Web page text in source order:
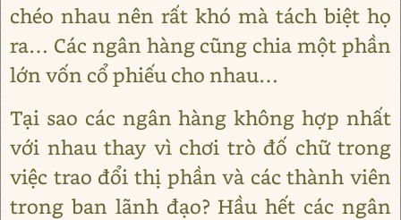
chéo nhau nên rất khó mà tách biệt họ
ra… Các ngân hàng cũng chia một phần
lớn vốn cổ phiếu cho nhau…
Tại sao các ngân hàng không hợp nhất
với nhau thay vì chơi trò đố chữ trong
việc trao đổi thị phần và các thành viên
trong ban lãnh đạo? Hầu hết các ngân